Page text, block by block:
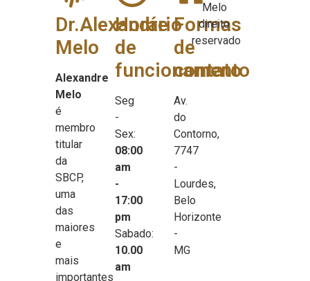
Dr.Alexandre
Melo
Alexandre
Melo
é
membro
titular
da
SBCP,
uma
das
maiores
e
mais
importantes
Horário
de
funcionamento
Seg
-
Sex:
08:00
am
-
17:00
pm
Sabado:
10.00
am
Formas
de
contato
Av.
do
Contorno,
7747
-
Lourdes,
Belo
Horizonte
-
MG
Melo
direito
reservado